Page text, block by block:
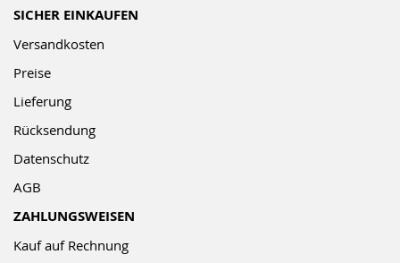
SICHER EINKAUFEN
Versandkosten
Preise
Lieferung
Rücksendung
Datenschutz
AGB
ZAHLUNGSWEISEN
Kauf auf Rechnung